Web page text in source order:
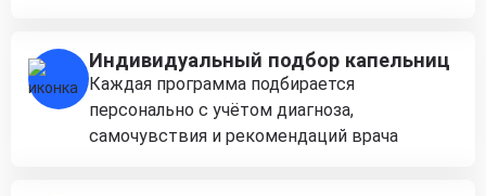
Индивидуальный подбор капельниц
Каждая программа подбирается
персонально с учётом диагноза,
самочувствия и рекомендаций врача